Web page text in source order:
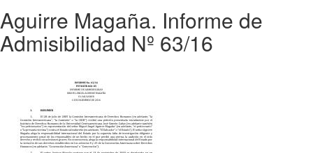
Aguirre Magaña. Informe de
Admisibilidad Nº 63/16